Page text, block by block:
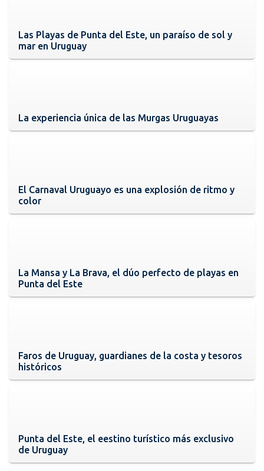
Las Playas de Punta del Este, un paraíso de sol y
mar en Uruguay
La experiencia única de las Murgas Uruguayas
El Carnaval Uruguayo es una explosión de ritmo y
color
La Mansa y La Brava, el dúo perfecto de playas en
Punta del Este
Faros de Uruguay, guardianes de la costa y tesoros
históricos
Punta del Este, el eestino turístico más exclusivo
de Uruguay